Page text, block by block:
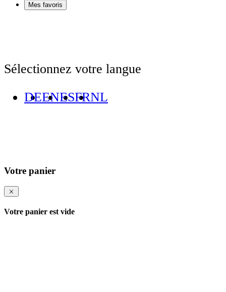
Mes favoris
Sélectionnez votre langue
DEENESFRNL
Votre panier
Votre panier est vide